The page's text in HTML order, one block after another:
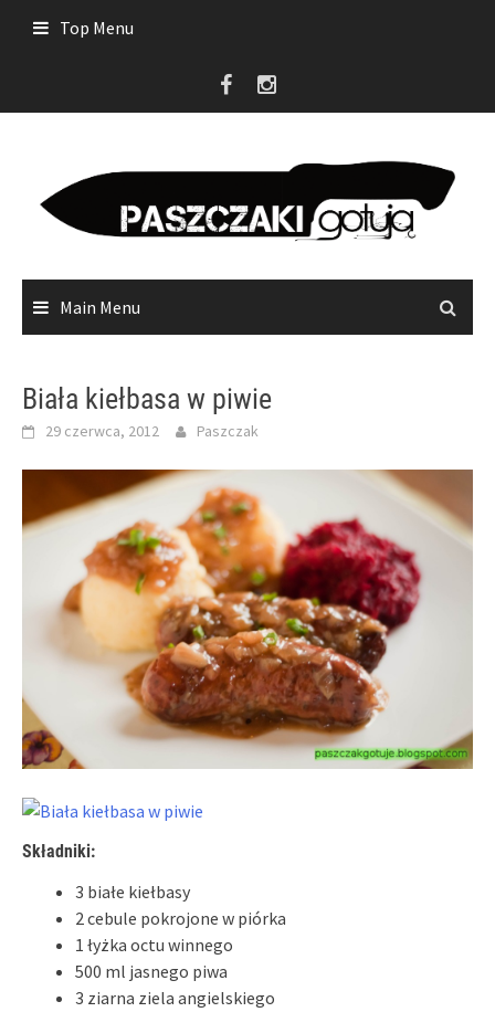
Top Menu
Main Menu
Biała kiełbasa w piwie
29 czerwca, 2012 Paszczak
Składniki:
3 białe kiełbasy
2 cebule pokrojone w piórka
1 łyżka octu winnego
500 ml jasnego piwa
3 ziarna ziela angielskiego